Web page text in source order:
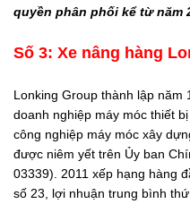
quyền phân phối kể từ năm
Số 3: Xe nâng hàng
Lonking Group thành lập năm
doanh nghiệp máy móc thiết
công nghiệp máy móc xây
được niêm yết trên Ủy ban
03339). 2011 xếp hạng hàng
số 23, lợi nhuận trung bình